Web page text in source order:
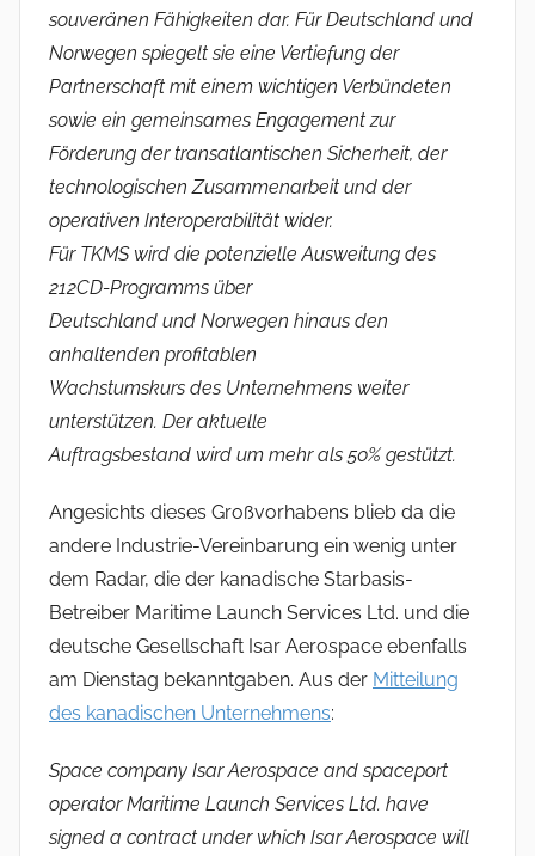
souveränen Fähigkeiten dar. Für Deutschland und
Norwegen spiegelt sie eine Vertiefung der
Partnerschaft mit einem wichtigen Verbündeten
sowie ein gemeinsames Engagement zur
Förderung der transatlantischen Sicherheit, der
technologischen Zusammenarbeit und der
operativen Interoperabilität wider.
Für TKMS wird die potenzielle Ausweitung des
212CD-Programms über
Deutschland und Norwegen hinaus den
anhaltenden profitablen
Wachstumskurs des Unternehmens weiter
unterstützen. Der aktuelle
Auftragsbestand wird um mehr als 50% gestützt.
Angesichts dieses Großvorhabens blieb da die
andere Industrie-Vereinbarung ein wenig unter
dem Radar, die der kanadische Starbasis-
Betreiber Maritime Launch Services Ltd. und die
deutsche Gesellschaft Isar Aerospace ebenfalls
am Dienstag bekanntgaben. Aus der Mitteilung
des kanadischen Unternehmens:
Space company Isar Aerospace and spaceport
operator Maritime Launch Services Ltd. have
signed a contract under which Isar Aerospace will